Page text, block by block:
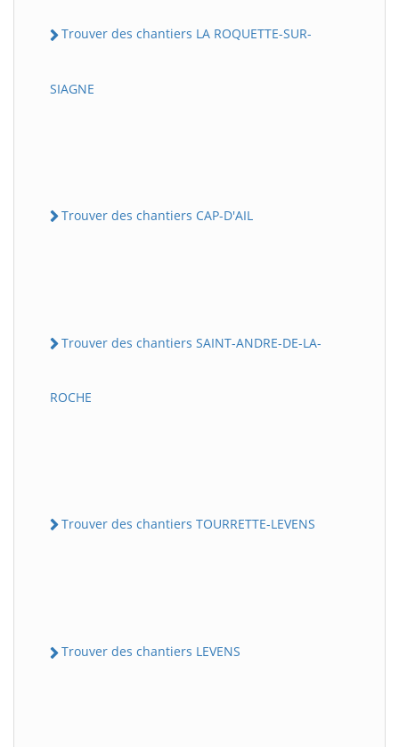
Trouver des chantiers LA ROQUETTE-SUR-
SIAGNE
Trouver des chantiers CAP-D'AIL
Trouver des chantiers SAINT-ANDRE-DE-LA-
ROCHE
Trouver des chantiers TOURRETTE-LEVENS
Trouver des chantiers LEVENS